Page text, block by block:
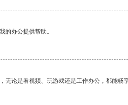
的办公提供帮助。
无论是看视频、玩游戏还是工作办公，都能